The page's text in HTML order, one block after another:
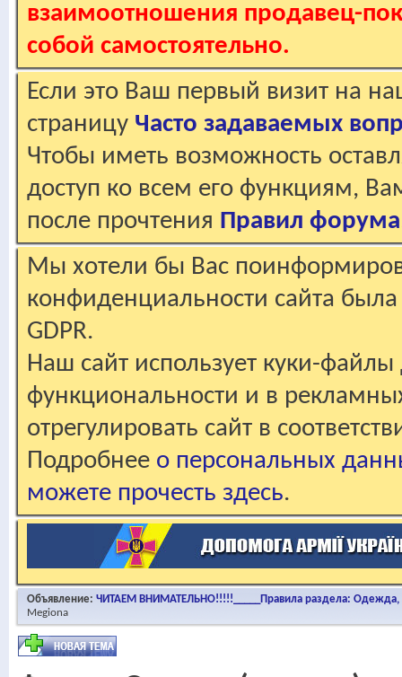
взаимоотношения продавец-
собой самостоятельно.
Если это Ваш первый визит на
страницу Часто задаваемых
Чтобы иметь возможность
доступ ко всем его функциям,
после прочтения Правил форума
Мы хотели бы Вас
конфиденциальности сайта
GDPR.
Наш сайт использует куки-файлы
функциональности и в
отрегулировать сайт в
Подробнее о персональных
можете прочесть здесь.
Объявление: ЧИТАЕМ ВНИМАТЕЛЬНО!!!!!_____Правила раздела: Одежда,
Megiona